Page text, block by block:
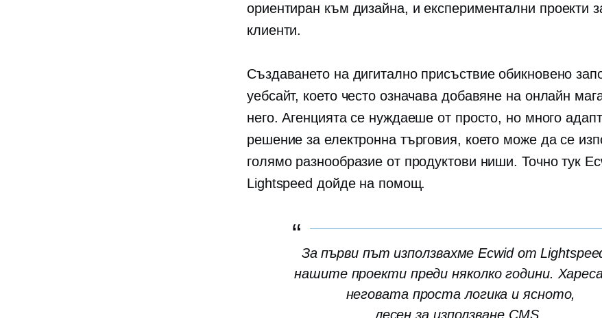
ориентиран към дизайна, и експериментални проекти
клиенти.
Създаването на дигитално присъствие обикновено
уебсайт, което често означава добавяне на онлайн
него. Агенцията се нуждаеше от просто, но много
решение за електронна търговия, което може да се
голямо разнообразие от продуктови ниши. Точно тук
Lightspeed дойде на помощ.
За първи път използвахме Ecwid от
нашите проекти преди няколко години.
неговата проста логика и ясното,
лесен за използванеCMS.